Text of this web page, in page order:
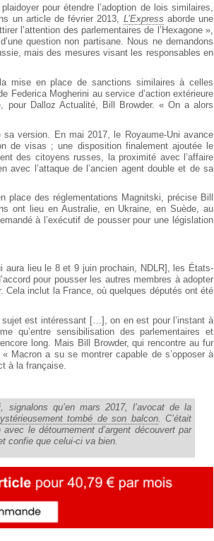
pour étendre l’adoption de lois similaires,
un article de février 2013, L’Express aborde une
l’attention des parlementaires de l’Hexagone »,
question non partisane. Nous ne demandons
mais des mesures visant les responsables en
mise en place de sanctions similaires à celles
Federica Mogherini au service d’action extérieure
Dalloz Actualité, Bill Browder. « On a alors
version. En mai 2017, le Royaume-Uni avance
de visas ; une disposition finalement ajoutée le
des citoyens russes, la proximité avec l’affaire
avec l’attaque de l’ancien agent double et de sa
place des réglementations Magnitski, précise Bill
ont lieu en Australie, en Ukraine, en Suède, au
à l’exécutif de pousser pour une législation
aura lieu le 8 et 9 juin prochain, NDLR], les États-
pour pousser les autres membres à adopter
inclut la France, où quelques députés ont été
est intéressant […], on en est pour l’instant à
qu’entre sensibilisation des parlementaires et
long. Mais Bill Browder, qui rencontre au fur
Macron a su se montrer capable de s’opposer à
à la française.
qu’en mars 2017, l’avocat de la
tombé de son balcon. C’était
le détournement d’argent découvert par
confie que celui-ci va bien.